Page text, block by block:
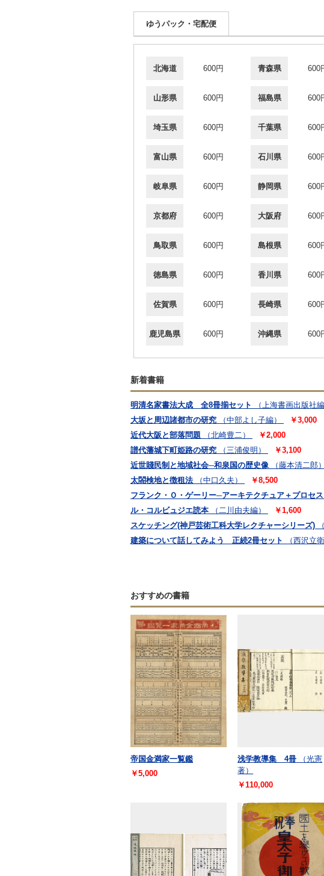
ゆうパック・宅配便
北海道 600円 青森県 600
山形県 600円 福島県 600
埼玉県 600円 千葉県 600
富山県 600円 石川県 600
岐阜県 600円 静岡県 600
京都府 600円 大阪府 600
鳥取県 600円 島根県 600
徳島県 600円 香川県 600
佐賀県 600円 長崎県 600
鹿児島県 600円 沖縄県 600
新着書籍
明清名家書法大成 全8冊揃セット （上海書画出版社編
大坂と周辺諸都市の研究
（中部よし子編）
￥3,000
近代大阪と部落問題
（北崎豊二）
￥2,000
譜代藩城下町姫路の研究
（三浦俊明）
￥3,100
近世賤民制と地域社会─和泉国の歴史像
（藤本清二郎）
太閤検地と徴租法
（中口久夫）
￥8,500
フランク・Ｏ・ゲーリー─アーキテクチュア＋プロセス
ル・コルビュジエ読本
（二川由夫編）
￥1,600
スケッチング(神戸芸術工科大学レクチャーシリーズ)
建築について話してみよう 正続2冊セット
（西沢立衛
おすすめの書籍
帝国金満家一覧鑑
￥5,000
浅学教導集 4冊
（光憲
著）
￥110,000